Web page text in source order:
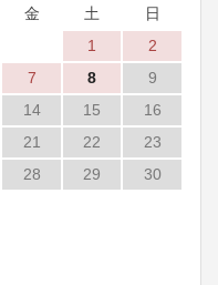
金 土
日
1
2
7 8
9
14 15
16
21 22
23
28 29
30